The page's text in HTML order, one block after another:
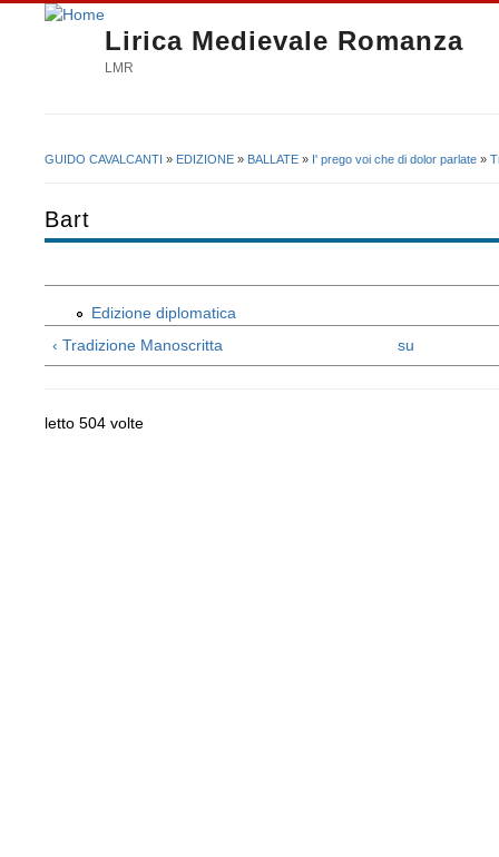
Lirica Medievale Romanza
LMR
GUIDO CAVALCANTI » EDIZIONE » BALLATE » I' prego voi che di dolor parlate »
Bart
Edizione diplomatica
‹ Tradizione Manoscritta
su
letto 504 volte